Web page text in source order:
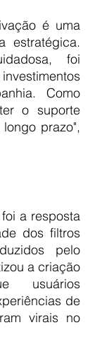
é uma
estratégica.
foi
Como
o suporte
prazo",
a resposta
dos filtros
pelo
a criação
usuários
de
virais no